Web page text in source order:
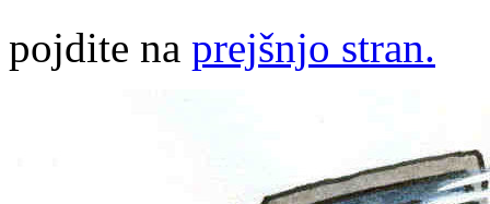
pojdite na prejšnjo stran.